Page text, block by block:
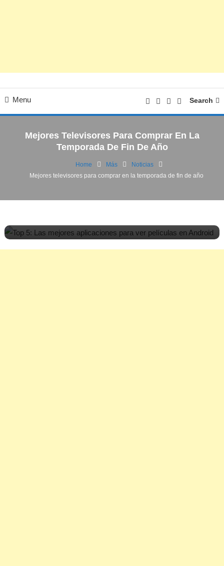
Menu Search
Mejores Televisores Para Comprar En La
Temporada De Fin De Año
Home Más
Noticias
Mejores televisores para comprar en la temporada de fin de año
Noticias
Películas | Series